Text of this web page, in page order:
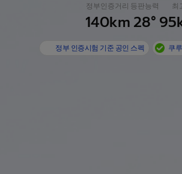
146km 30°
정부인증거리
140km
등판능력
28°
최
정부 인증시험 기준 공인 스펙 쿠
127km 29°
75km 28°
104.8km30°
72km 30°
146km 30°
140km28°